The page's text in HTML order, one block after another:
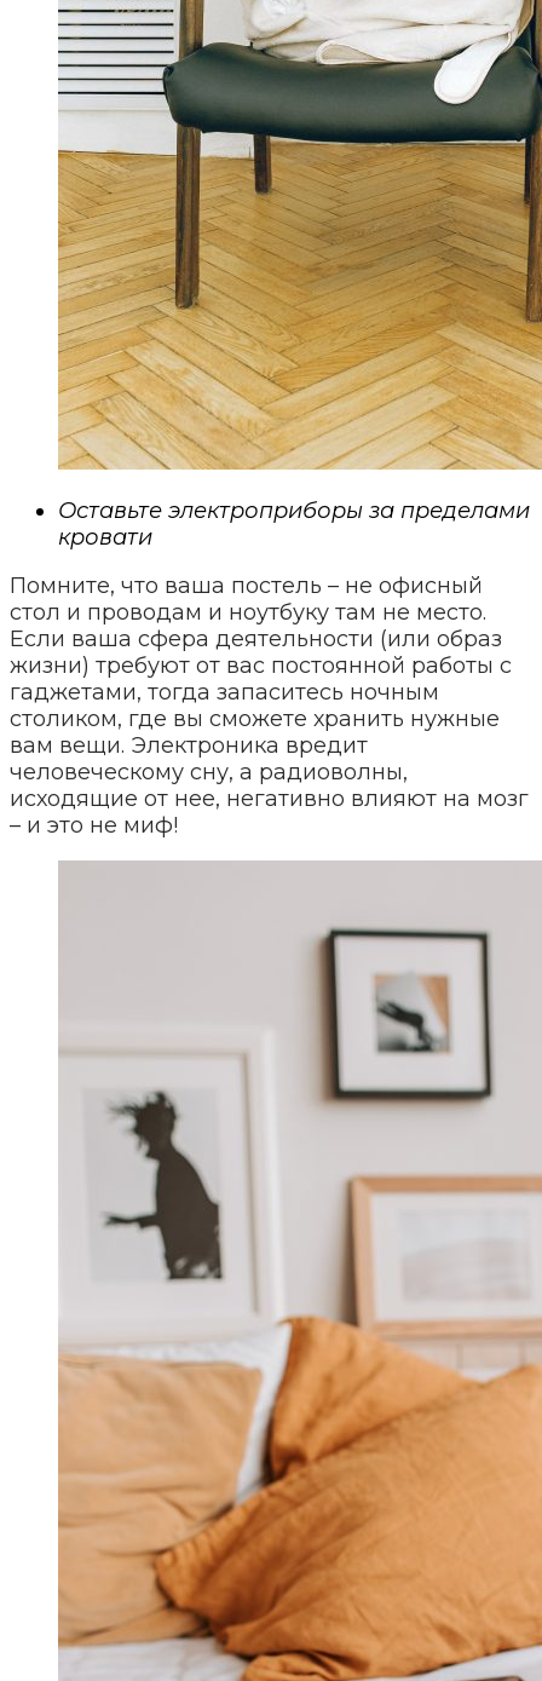
Оставьте электроприборы за пределами
кровати
Помните, что ваша постель – не офисный
стол и проводам и ноутбуку там не место.
Если ваша сфера деятельности (или образ
жизни) требуют от вас постоянной работы с
гаджетами, тогда запаситесь ночным
столиком, где вы сможете хранить нужные
вам вещи. Электроника вредит
человеческому сну, а радиоволны,
исходящие от нее, негативно влияют на мозг
– и это не миф!